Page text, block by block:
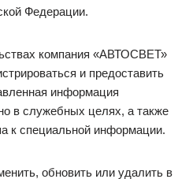
Федерации.
компания «АВТОСВЕТ»
и предоставить
информация
в служебных целях, а также
к специальной информации.
обновить или удалить в